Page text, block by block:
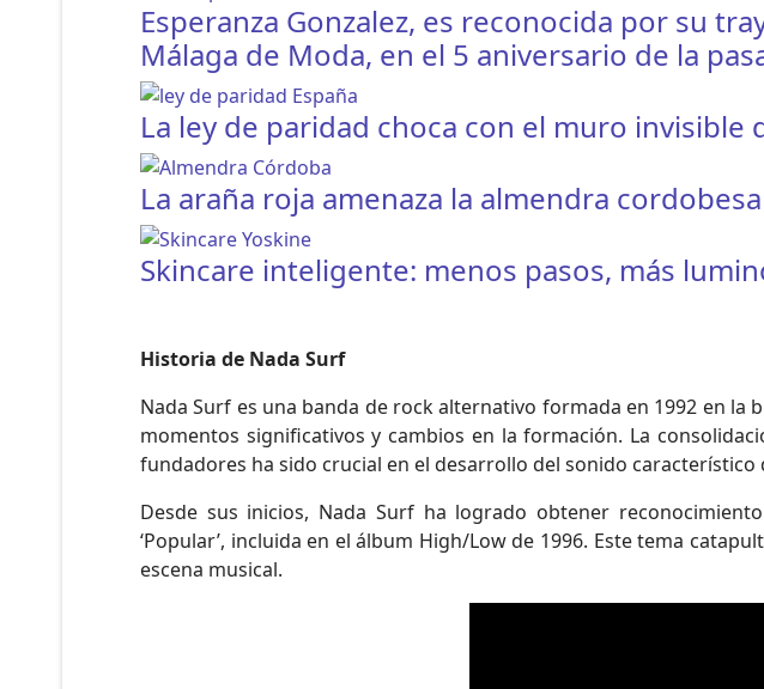
Esperanza Gonzalez, es reconocida por su
Málaga de Moda, en el 5 aniversario de la
La ley de paridad choca con el muro invisible
La araña roja amenaza la almendra cordobesa
Skincare inteligente: menos pasos, más
Historia de Nada Surf
Nada Surf es una banda de rock alternativo formada en 1992 en
momentos significativos y cambios en la formación. La
fundadores ha sido crucial en el desarrollo del sonido característico
Desde sus inicios, Nada Surf ha logrado obtener
‘Popular’, incluida en el álbum High/Low de 1996. Este tema
escena musical.